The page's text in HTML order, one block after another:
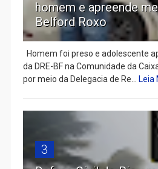
homem e apreende
Belford Roxo
Homem foi preso e adolescente
da DRE-BF na Comunidade da
por meio da Delegacia de Re... Leia
3